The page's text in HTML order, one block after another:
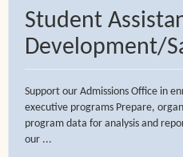
Student
Development/
Support our Admissions Office in
executive programs Prepare,
program data for analysis and
our ...